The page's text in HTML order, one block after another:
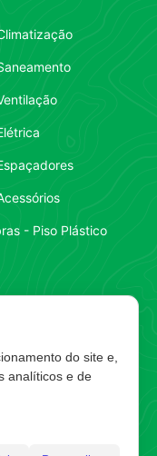
- Piso Plástico
3323-7484Contato
do site e,
analíticos e de